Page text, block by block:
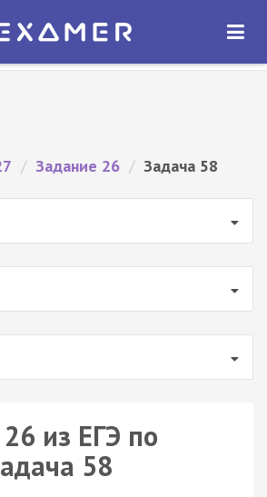
— ЕГЭ 2027
ОТКРЫТЬ
/ Задание 26 / Задача 58
из ЕГЭ по
58